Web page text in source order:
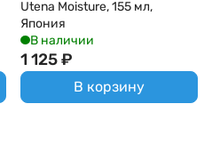
Utena Moisture, 155 мл,
Япония
В наличии
1 125₽
В корзину